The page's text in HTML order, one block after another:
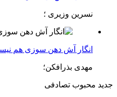
نسرین وزیری ؛
انگار آش دهن سوزی هم
مهدی بذرافکن؛
جدید محبوب تصادفی